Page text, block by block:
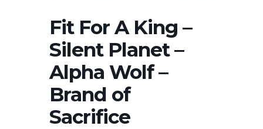
Fit For A King –
Silent Planet –
Alpha Wolf –
Brand of
Sacrifice